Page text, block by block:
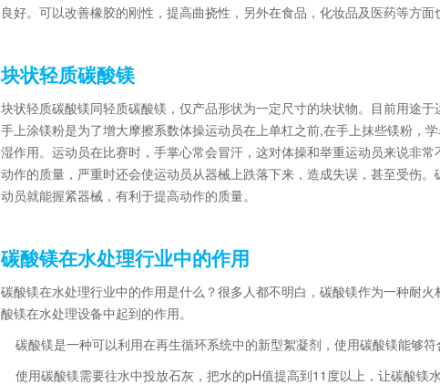
良好。可以改善橡胶的刚性，提高曲挠性，另外在食品，化妆品及医药等方面
块状轻质碳酸镁
块状轻质碳酸镁同轻质碳酸镁，仅产品形状为一定尺寸的块状物。目前用途
手上涂镁粉是为了增大摩擦系数体操运动员在上单杠之前,在手上抹些镁粉，
湿作用。运动员在比赛时，手掌心常会冒汗，这对体操和举重运动员来说非
动作的质量，严重时还会使运动员从器械上跌落下来，造成失误，甚至受伤
动员就能握紧器械，有利于提高动作的质量。
碳酸镁在水处理行业中的作用
碳酸镁在水处理行业中的作用是什么？很多人都不明白，碳酸镁作为一种耐
酸镁在水处理设备中起到的作用。
碳酸镁是一种可以利用在再生循环系统中的新型絮凝剂，使用碳酸镁能够符
使用碳酸镁需要往水中投放石灰，把水的pH值提高到11度以上，让碳酸镁